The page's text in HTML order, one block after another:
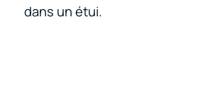
dans un étui.